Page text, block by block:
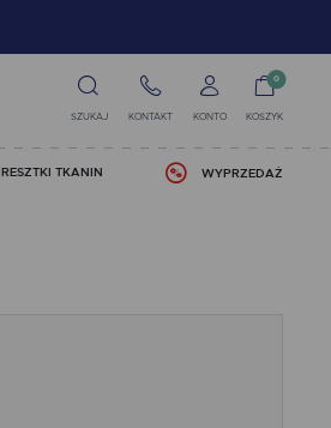
SZUKAJ KONTAKT KONTO
0
KOSZYK
RESZTKI TKANIN WYPRZEDAŻ